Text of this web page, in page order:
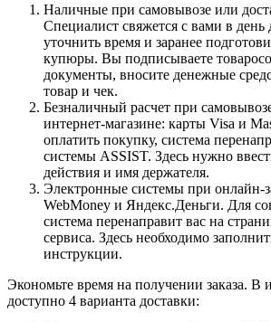
Наличные при самовывозе или
Специалист свяжется с вами в день
уточнить время и заранее
купюры. Вы подписываете
документы, вносите денежные
товар и чек.
Безналичный расчет при
интернет-магазине: карты Visa и
оплатить покупку, система
системы ASSIST. Здесь нужно
действия и имя держателя.
Электронные системы при онлайн-
WebMoney и Яндекс.Деньги. Для
система перенаправит вас на
сервиса. Здесь необходимо
инструкции.
Экономьте время на получении заказа. В
доступно 4 варианта доставки: